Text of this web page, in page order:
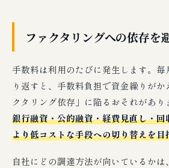
ファクタリングへの依存を
手数料は利用のたびに発生します。
り返すと、手数料負担で資金繰りが
クタリング依存」に陥るおそれがあり
銀行融資・公的融資・経費見直し・
より低コストな手段への切り替えを目
自社にどの調達方法が向いているかは、